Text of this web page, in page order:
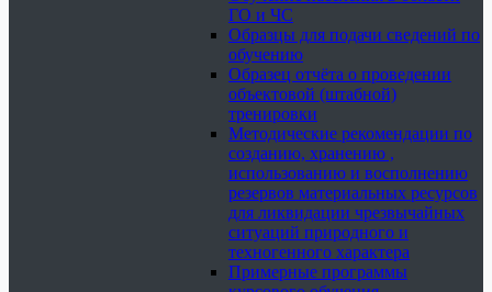
ГО и ЧС
Образцы для подачи сведений по
обучению
Образец отчёта о проведении
объектовой (штабной)
тренировки
Методические рекомендации по
созданию, хранению ,
использованию и восполнению
резервов материальных ресурсов
для ликвидации чрезвычайных
ситуаций природного и
техногенного характера
Примерные программы